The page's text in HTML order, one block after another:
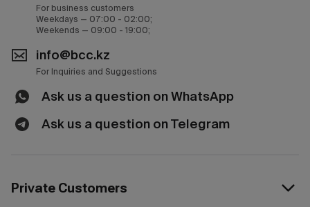
For business customers
Weekdays — 07:00 - 02:00;
Weekends — 09:00 - 19:00;
info@bcc.kz
For Inquiries and Suggestions
Ask us a question on WhatsApp
Ask us a question on Telegram
Private Customers